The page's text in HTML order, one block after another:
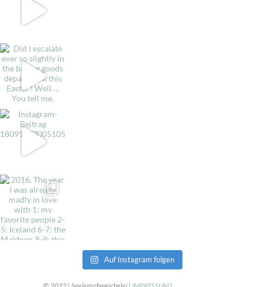
Auf Instagram folgen